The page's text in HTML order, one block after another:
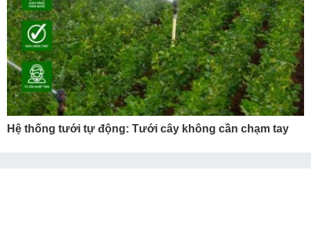
Hệ thống tưới tự động: Tưới cây không cần chạm tay